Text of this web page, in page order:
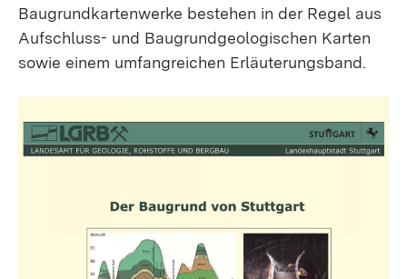
Baugrund­karten­werke bestehen in der Regel aus
Aufschluss- und Baugrund­­geologischen Karten
sowie einem umfangreichen Erläuterungs­­band.